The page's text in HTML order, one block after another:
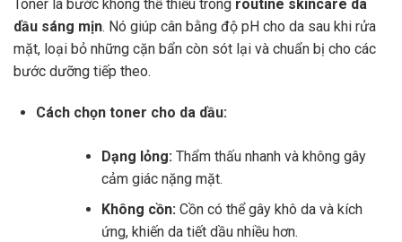
Toner là bước không thể thiếu trong routine skincare da
dầu sáng mịn. Nó giúp cân bằng độ pH cho da sau khi rửa
mặt, loại bỏ những cặn bẩn còn sót lại và chuẩn bị cho các
bước dưỡng tiếp theo.
Cách chọn toner cho da dầu:
Dạng lỏng: Thẩm thấu nhanh và không gây
cảm giác nặng mặt.
Không cồn: Cồn có thể gây khô da và kích
ứng, khiến da tiết dầu nhiều hơn.